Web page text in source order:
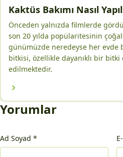
Kaktüs Bakımı Nasıl
Önceden yalnızda filmlerde
son 20 yılda popülaritesinin
günümüzde neredeyse her evde
bitkisi, özellikle dayanıklı bir
edilmektedir.
Yorumlar
Ad Soyad *